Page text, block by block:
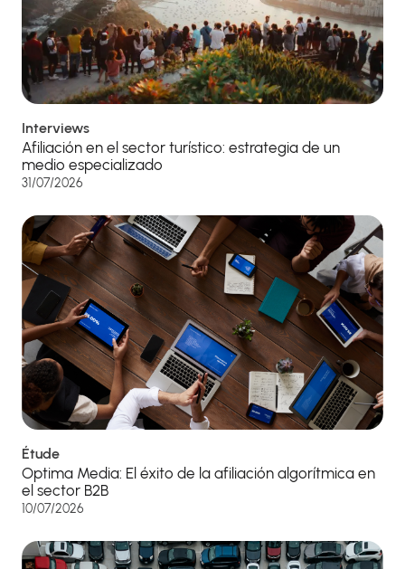
Interviews
Afiliación en el sector turístico: estrategia de un
medio especializado
31/07/2026
Étude
Optima Media: El éxito de la afiliación algorítmica en
el sector B2B
10/07/2026